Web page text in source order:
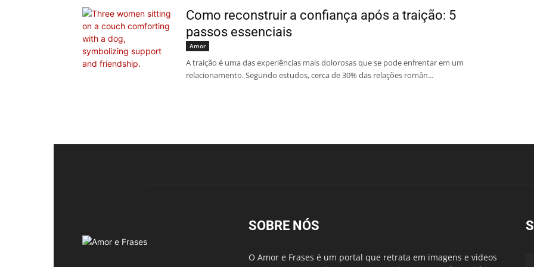
Como reconstruir a confiança após a traição: 5
passos essenciais
Amor
A traição é uma das experiências mais dolorosas que se pode enfrentar em um
relacionamento. Segundo estudos, cerca de 30% das relações român...
SOBRE NÓS
O Amor e Frases é um portal que retrata em imagens e videos